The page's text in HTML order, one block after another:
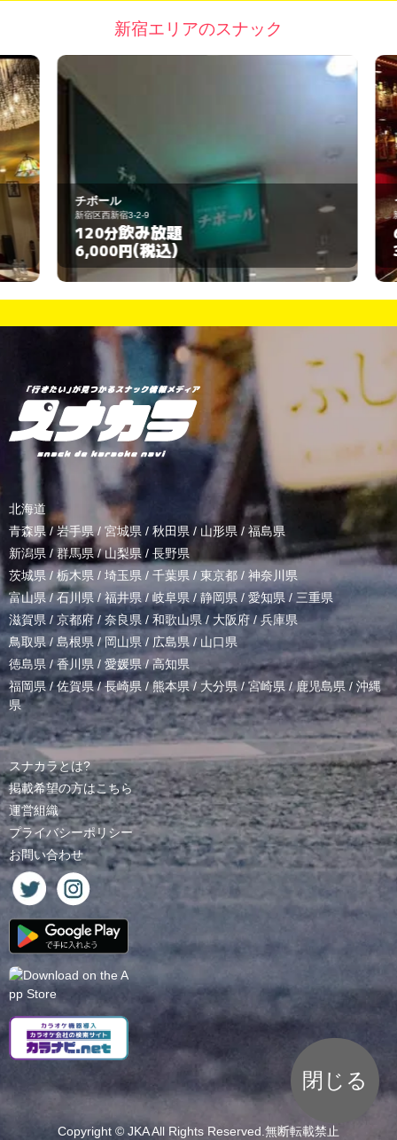
新宿エリアのスナック
チボール
新宿区西新宿3-2-9
120分飲み放題
6,000円(税込)
新
北海道
青森県 / 岩手県/ 宮城県 / 秋田県 / 山形県/ 福島県
新潟県 /群馬県/山梨県 / 長野県
茨城県 / 栃木県 / 埼玉県 / 千葉県 / 東京都 / 神奈川県
富山県 /石川県/福井県/岐阜県 / 静岡県 / 愛知県 / 三重県
滋賀県 / 京都府 / 奈良県 / 和歌山県/ 大阪府 /兵庫県
鳥取県/ 島根県 /岡山県/ 広島県 / 山口県
徳島県 /香川県 / 愛媛県/高知県
福岡県/佐賀県/長崎県 /熊本県/ 大分県/宮崎県 /鹿児島県 / 沖縄
県
スナカラとは?
掲載希望の方はこちら
運営組織
プライバシーポリシー
お問い合わせ
Copyright © JKAAll Rights Reserved.無断転載禁止
閉じる